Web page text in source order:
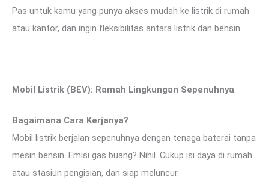
Pas untuk kamu yang punya akses mudah ke listrik di rumah
atau kantor, dan ingin fleksibilitas antara listrik dan bensin.
Mobil Listrik (BEV): Ramah Lingkungan Sepenuhnya
Bagaimana Cara Kerjanya?
Mobil listrik berjalan sepenuhnya dengan tenaga baterai tanpa
mesin bensin. Emisi gas buang? Nihil. Cukup isi daya di rumah
atau stasiun pengisian, dan siap meluncur.